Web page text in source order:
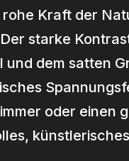
rohe Kraft der
starke
und dem satten
oder einen